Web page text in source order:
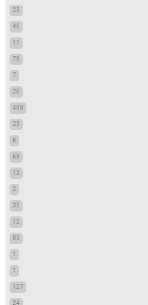
23
40
11
79
7
20
488
25
6
69
13
2
33
12
85
1
1
127